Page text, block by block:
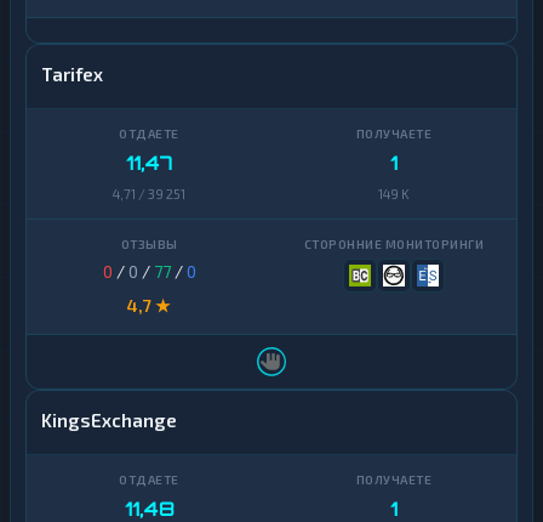
Tarifex
11,47
4,71 / 39 251
1
149 K
0 / 0 / 77/0
4,7 ★
KingsExchange
11,48 1